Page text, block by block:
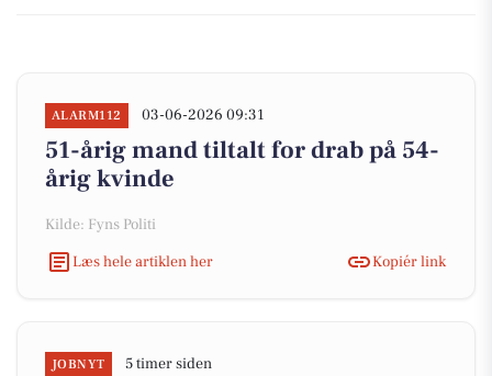
ALARM112 03-06-2026 09:31
51-årig mand tiltalt for drab på 54-
årig kvinde
Kilde: Fyns Politi
Læs hele artiklen her
Kopiér link
JOBNYT 5 timer siden